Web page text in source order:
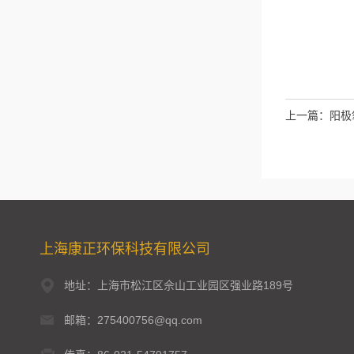
上一篇： 阳
上海康正环保科技有限公司
地址：上海市松江区佘山工业园区强业路189号
邮箱：275400756@qq.com